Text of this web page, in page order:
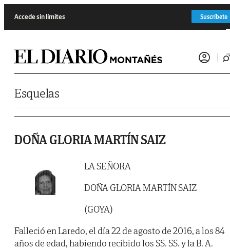
Accede sin límites Suscríbete
Esquelas
DOÑA GLORIA MARTÍN SAIZ
LA SEÑORA
DOÑA GLORIA MARTÍN SAIZ
(GOYA)
Falleció en Laredo, el día 22 de agosto de 2016, a los 84
años de edad, habiendo recibido los SS. SS. y la B. A.